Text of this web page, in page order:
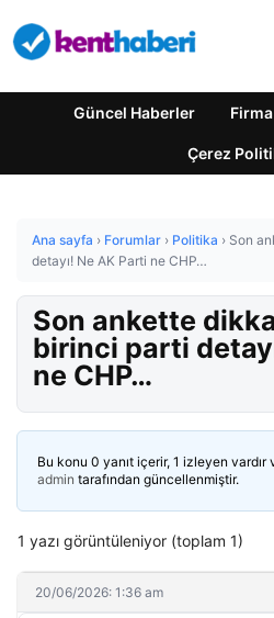
Güncel Haberler
Çerez
Ana sayfa › Forumlar › Politika › Son
detayı! Ne AK Parti ne CHP…
Son ankette
birinci parti
ne CHP…
Bu konu 0 yanıt içerir, 1 izleyen vardır
admin tarafından güncellenmiştir.
1 yazı görüntüleniyor (toplam 1)
20/06/2026: 1:36 am